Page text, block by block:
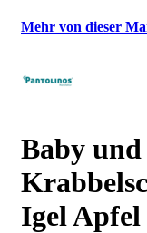
Mehr von dieser
Baby
Igel Apfel